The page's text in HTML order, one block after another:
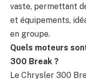
vaste, permettant
et équipements,
en groupe.
Quels moteurs
300 Break ?
Le Chrysler 300